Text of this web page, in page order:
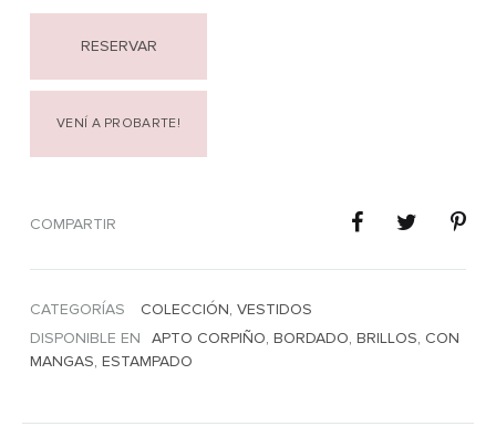
RESERVAR
VENÍ A PROBARTE!
COMPARTIR
CATEGORÍAS COLECCIÓN, VESTIDOS
DISPONIBLE EN
APTO CORPIÑO, BORDADO, BRILLOS, CON
MANGAS, ESTAMPADO